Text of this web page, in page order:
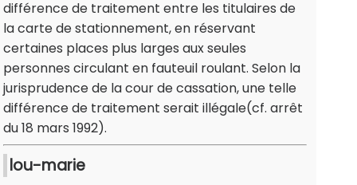
différence de traitement entre les titulaires de
la carte de stationnement, en réservant
certaines places plus larges aux seules
personnes circulant en fauteuil roulant. Selon la
jurisprudence de la cour de cassation, une telle
différence de traitement serait illégale(cf. arrêt
du 18 mars 1992).
lou-marie